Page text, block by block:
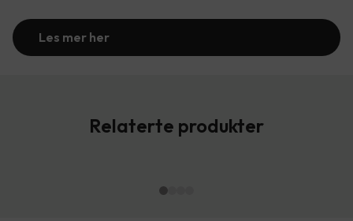
Les mer her
Relaterte produkter